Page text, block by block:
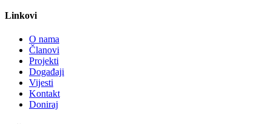
Linkovi
O nama
Članovi
Projekti
Događaji
Vijesti
Kontakt
Doniraj